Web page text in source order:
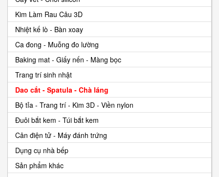
Kim Làm Rau Câu 3D
Nhiệt kế lò - Bàn xoay
Ca đong - Muỗng đo lường
Baking mat - Giấy nến - Màng bọc
Trang trí sinh nhật
Dao cắt - Spatula - Chà láng
Bộ tỉa - Trang trí - Kim 3D - Viền nylon
Đuôi bắt kem - Túi bắt kem
Cân điện tử - Máy đánh trứng
Dụng cụ nhà bếp
Sản phẩm khác